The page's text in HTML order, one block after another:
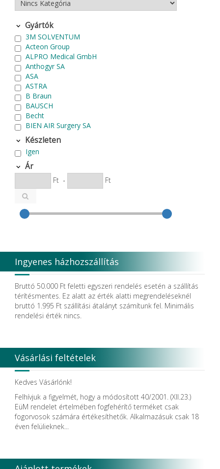
Gyártók
3M SOLVENTUM
Acteon Group
ALPRO Medical GmbH
Anthogyr SA
ASA
ASTRA
B Braun
BAUSCH
Becht
BIEN AIR Surgery SA
Bode Chemie
Cardex
Carlo de Giorgi srl
CATTANI SpA
CAVEX
Cefla S.C.
CEMM Dental High Tech Ltd.
Coxo Medical Instrument Co. Ltd.
Degradable Solutions AG
DELTA RT.
Dendia GmbH
DenMat Holdings, LLC
Dental Film srl.
Dental Pacific
Dentis
Dentsply Sirona
Detax
DFS
DIADENT
DIRECTA AB
Discus Dental PHILIPS
DISPOTECH S.r.l.
DKL
DUX
Készleten
Igen
Ár
Ft - Ft
Ingyenes házhozszállítás
Bruttó 50.000 Ft feletti egyszeri rendelés esetén a szállítás
térítésmentes. Ez alatt az érték alatti megrendeléseknél
bruttó 1.995 Ft szállítási átalányt számítunk fel. Minimális
rendelési érték nincs.
Vásárlási feltételek
Kedves Vásárlónk!
Felhívjuk a figyelmét, hogy a módosított 40/2001. (XII.23.)
EüM rendelet értelmében fogfehérítő terméket csak
fogorvosok számára értékesíthetők. Alkalmazásuk csak 18
éven felülieknek...